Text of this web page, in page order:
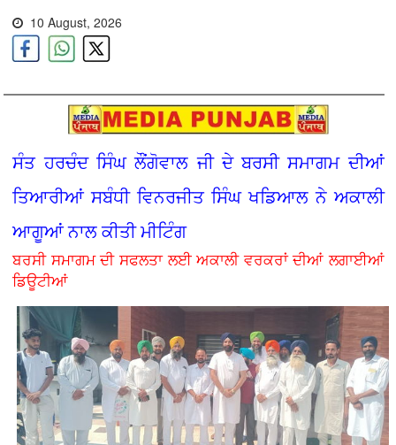
10 August, 2026
ਸੰਤ ਹਰਚੰਦ ਸਿੰਘ ਲੌਂਗੋਵਾਲ ਜੀ ਦੇ ਬਰਸੀ ਸਮਾਗਮ ਦੀਆਂ
ਤਿਆਰੀਆਂ ਸਬੰਧੀ ਵਿਨਰਜੀਤ ਸਿੰਘ ਖਡਿਆਲ ਨੇ ਅਕਾਲੀ
ਆਗੂਆਂ ਨਾਲ ਕੀਤੀ ਮੀਟਿੰਗ
ਬਰਸੀ ਸਮਾਗਮ ਦੀ ਸਫਲਤਾ ਲਈ ਅਕਾਲੀ ਵਰਕਰਾਂ ਦੀਆਂ ਲਗਾਈਆਂ
ਡਿਊਟੀਆਂ